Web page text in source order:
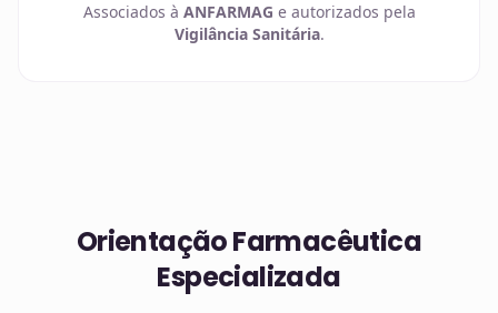
Associados à ANFARMAG e autorizados pela
Vigilância Sanitária.
Orientação Farmacêutica
Especializada